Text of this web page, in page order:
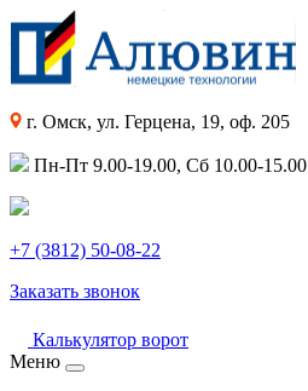
г. Омск, ул. Герцена, 19, оф. 205
Пн-Пт 9.00-19.00, Сб 10.00-15.00
+7 (3812) 50-08-22
Заказать звонок
Калькулятор ворот
Меню